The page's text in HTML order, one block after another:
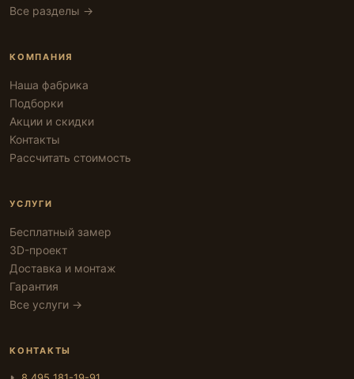
Все разделы →
КОМПАНИЯ
Наша фабрика
Подборки
Акции и скидки
Контакты
Рассчитать стоимость
УСЛУГИ
Бесплатный замер
3D-проект
Доставка и монтаж
Гарантия
Все услуги →
КОНТАКТЫ